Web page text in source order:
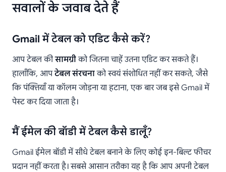
सवालों के जवाब देते हैं
Gmail में टेबल को एडिट कैसे करें?
आप टेबल कीसामग्रीको जितना चाहें उतना एडिट कर सकते हैं।
हालाँकि, आपटेबल संरचनाको स्वयं संशोधित नहीं कर सकते, जैसे
कि पंक्तियाँ या कॉलम जोड़ना या हटाना, एक बार जब इसे Gmail में
पेस्ट कर दिया जाता है।
मैं ईमेल की बॉडी में टेबल कैसे डालूँ?
Gmail ईमेल बॉडी में सीधे टेबल बनाने के लिए कोई इन-बिल्ट फीचर
प्रदान नहीं करता है। सबसे आसान तरीका यह है कि आप अपनी टेबल